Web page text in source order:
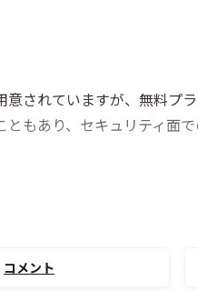
されていますが、無料プ
もあり、セキュリティ面で
コメント